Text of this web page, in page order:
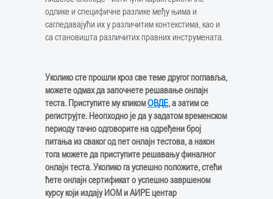
одлике и специфичне разлике међу њима и
сагледавајући их у различитим контекстима, као и
са становишта различитих правних инструмената.
Уколико сте прошли кроз све теме другог поглавља,
можете одмах да започнете решавање онлајн
теста. Приступите му кликомОВДЕ, а затим се
региструјте. Неопходно је да у задатом временском
периоду тачно одговорите на одређени број
питања из сваког од пет онлајн тестова, а након
тога можете да приступите решавању финалног
онлајн теста. Уколико га успешно положите, стећи
ћете онлајн сертификат о успешно завршеном
курсу који издају ИОМ иАИРЕ центар